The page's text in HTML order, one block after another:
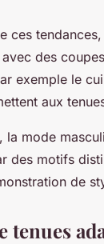
ces
des
exemple le
aux
la mode
des motifs
de
tenues